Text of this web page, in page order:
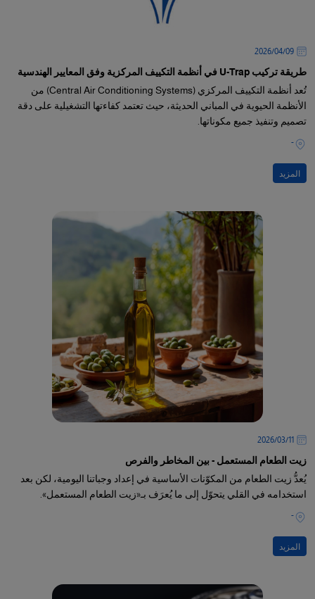
09‏/04‏/2026
طريقة تركيب U-Trap في أنظمة التكييف المركزية وفق المعايير الهندسية
تُعد أنظمة التكييف المركزي (Central Air Conditioning Systems) من
الأنظمة الحيوية في المباني الحديثة، حيث تعتمد كفاءتها التشغيلية على دقة
تصميم وتنفيذ جميع مكوناتها.
-
المزيد
11‏/03‏/2026
زيت الطعام المستعمل - بين المخاطر والفرص
يُعدُّ زيت الطعام من المكوّنات الأساسية في إعداد وجباتنا اليومية، لكن بعد
استخدامه في القلي يتحوّل إلى ما يُعرَف بـ«زيت الطعام المستعمل».
-
المزيد